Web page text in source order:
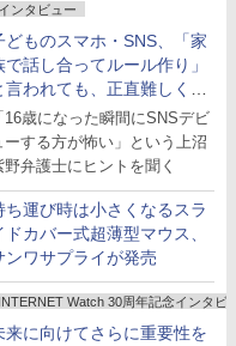
インタビュー
どものスマホ・SNS、「家
で話し合ってルール作り」
言われても、正直難しくな
ですか？
16歳になった瞬間にSNSデビ
ーする方が怖い」という上沼
野弁護士にヒントを聞く
ち運び時は小さくなるスラ
ドカバー式超薄型マウス、
ンワサプライが発売
INTERNET Watch 30周年記念インタビ
来に向けてさらに重要性を